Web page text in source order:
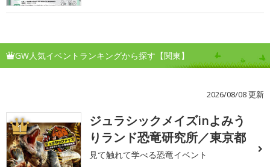
GW人気イベントランキングから探す【関東】
2026/08/08 更新
1
ジュラシックメイズinよみう
りランド恐竜研究所／東京都
見て触れて学べる恐竜イベント